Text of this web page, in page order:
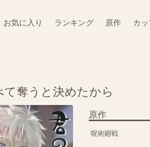
お気に入り ランキング 原作 カ
奪うと決めたから
原作
呪術廻戦